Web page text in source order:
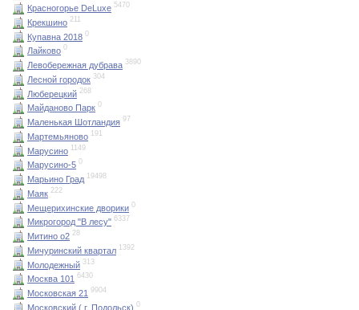
Красногорье DeLuxe 5470
Крекшино 211
Купавна 2018 0
Лайково 0
Левобережная дубрава 3890
Лесной городок 304
Люберецкий 268
Майданово Парк 0
Маленькая Шотландия 97
Мартемьяново 191
Марусино 1149
Марусино-5 0
Марьино Град 19498
Маяк 222
Мещерихинские дворики 0
Микрогород "В лесу" 6337
Митино о2 28
Мичуринский квартал 1392
Молодежный 313
Москва 101 6430
Московская 21 9904
Московский ( г. Подольск) 0